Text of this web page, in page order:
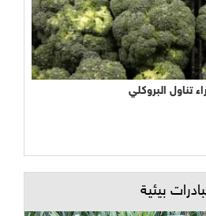
تناول البروكلي
الرطبة المصطنعة في معالجة
بيئية